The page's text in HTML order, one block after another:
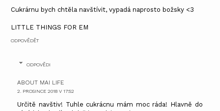
Cukrárnu bych chtěla navštívit, vypadá naprosto božsky <3
LITTLE THINGS FOR EM
ODPOVĚDĚT
ODPOVĚDI
ABOUT MAI LIFE
2. PROSINCE 2018 V 17:52
Určitě navštiv! Tuhle cukrácnu mám moc ráda! Hlavně do